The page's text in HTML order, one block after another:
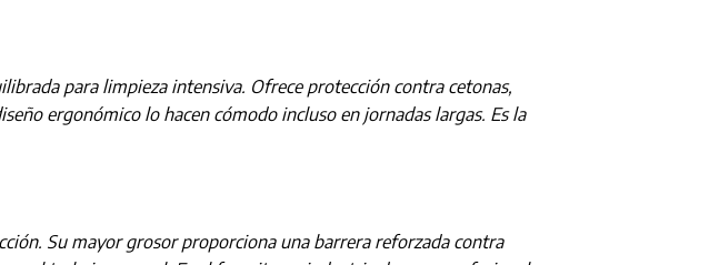
para limpieza intensiva. Ofrece protección contra cetonas,
ergonómico lo hacen cómodo incluso en jornadas largas. Es la
Su mayor grosor proporciona una barrera reforzada contra